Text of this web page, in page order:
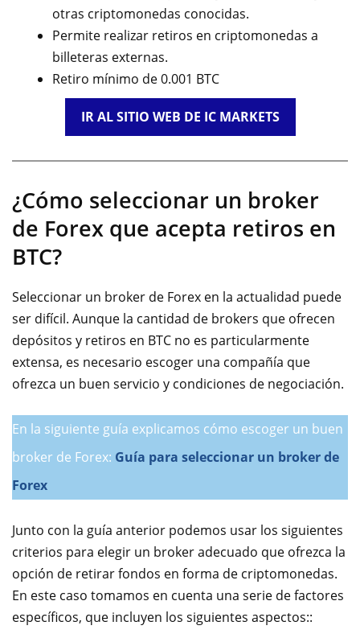
otras criptomonedas conocidas.
Permite realizar retiros en criptomonedas a
billeteras externas.
Retiro mínimo de 0.001 BTC
IR AL SITIO WEB DE IC MARKETS
¿Cómo seleccionar un broker
de Forex que acepta retiros en
BTC?
Seleccionar un broker de Forex en la actualidad puede
ser difícil. Aunque la cantidad de brokers que ofrecen
depósitos y retiros en BTC no es particularmente
extensa, es necesario escoger una compañía que
ofrezca un buen servicio y condiciones de negociación.
En la siguiente guía explicamos cómo escoger un buen
broker de Forex: Guía para seleccionar un broker de
Forex
Junto con la guía anterior podemos usar los siguientes
criterios para elegir un broker adecuado que ofrezca la
opción de retirar fondos en forma de criptomonedas.
En este caso tomamos en cuenta una serie de factores
específicos, que incluyen los siguientes aspectos::